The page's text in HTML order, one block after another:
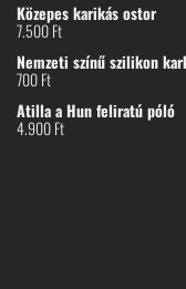
Közepes karikás ostor
7.500Ft
Nemzeti színű szilikon
700Ft
Atilla a Hun feliratú póló
4.900Ft